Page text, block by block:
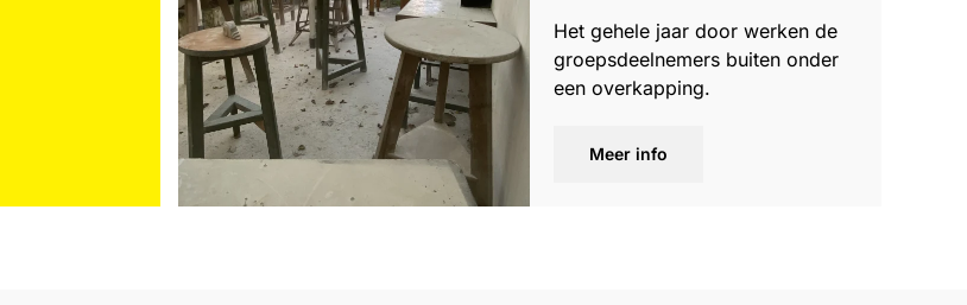
Het gehele jaar door werken de
groepsdeelnemers buiten onder
een overkapping.
Meer info